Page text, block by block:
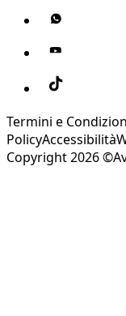
Termini e
PolicyAccessibilità
Copyright 2026